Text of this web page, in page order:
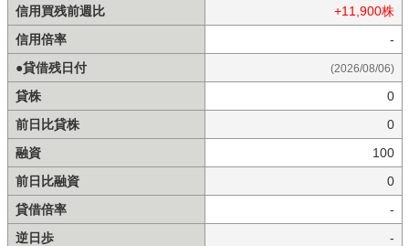
信用買残前週比
+11,900株
信用倍率
-
●貸借残日付
(2026/08/06)
貸株
0
前日比貸株
0
融資
100
前日比融資
0
貸借倍率
-
逆日歩
-